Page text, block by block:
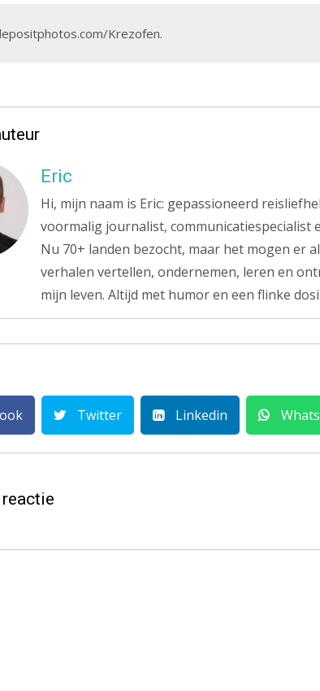
Krezofen.
Eric
Hi, mijn naam is Eric: gepassioneerd
voormalig journalist, communicatiespecialist
Nu 70+ landen bezocht, maar het mogen er
verhalen vertellen, ondernemen, leren en
mijn leven. Altijd met humor en een flinke
Twitter Linkedin
reactie